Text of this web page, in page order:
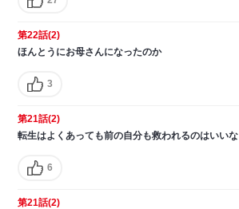
第22話(2)
ほんとうにお母さんになったのか
3
第21話(2)
転生はよくあっても前の自分も救われるのはいいな
6
第21話(2)